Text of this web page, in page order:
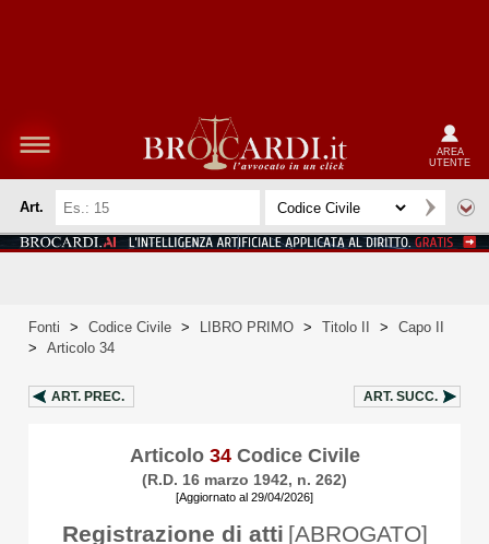
AREA
UTENTE
Art.
Fonti > Codice Civile > LIBRO PRIMO > Titolo II >
Capo II
>
Articolo 34
ART. PREC. ART. SUCC.
Articolo 34Codice Civile
(R.D. 16 marzo 1942, n. 262)
[Aggiornato al 29/04/2026]
Registrazione di atti [ABROGATO]